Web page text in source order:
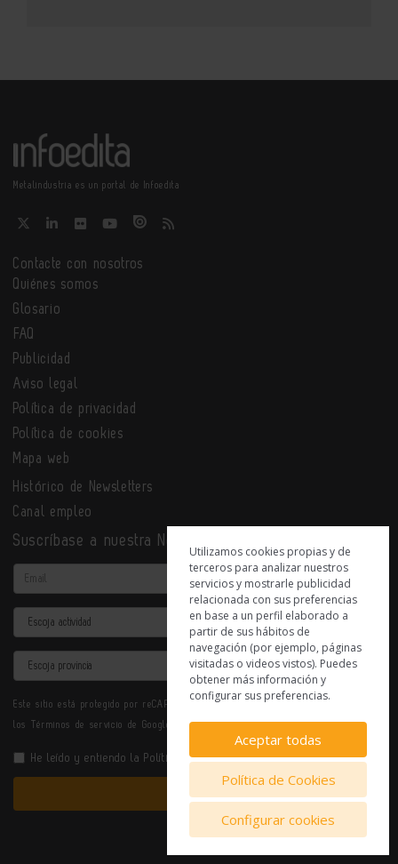
Metalindustria es un portal de Infoedita
Contacte con nosotros
Quiénes somos
Glosario
FAQ
Publicidad
Aviso legal
Política de privacidad
Política de cookies
Mapa web
Histórico de Newsletters
Canal empleo
Suscríbase a nuestra Newsletter
Email
Actividad
Provincia
Este sitio está protegido por reCAPTCHA y se aplican la
los Términos de servicio de Google.
He leído y entiendo la Política de Privacidad
Enviar
Utilizamos cookies propias y de
terceros para analizar nuestros
servicios y mostrarle publicidad
relacionada con sus preferencias
en base a un perfil elaborado a
partir de sus hábitos de
navegación (por ejemplo, páginas
visitadas o videos vistos). Puedes
obtener más información y
configurar sus preferencias.
Aceptar todas
Política de Cookies
Configurar cookies